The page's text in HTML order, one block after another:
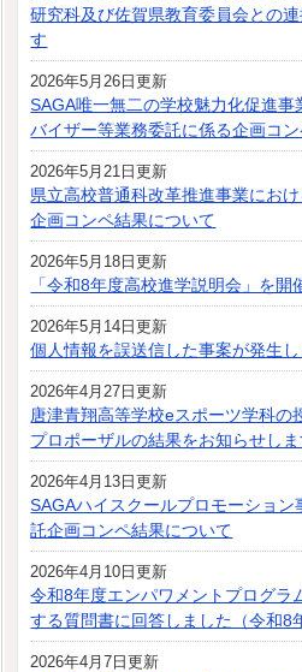
研究科及び佐賀県教育委員会との
す
2026年5月26日更新
SAGA唯一無二の学校魅力化促進事
バイザー等業務委託に係る企画コ
2026年5月21日更新
県立高校普通科改革推進事業にお
企画コンペ結果について
2026年5月18日更新
「令和8年度高校進学説明会」を開
2026年5月14日更新
個人情報を誤送信した事案が発生
2026年4月27日更新
唐津青翔高等学校eスポーツ学科の
プロポーザルの結果をお知らせしま
2026年4月13日更新
SAGAハイスクールプロモーショ
託企画コンペ結果について
2026年4月10日更新
令和8年度エンパワメントプログラ
する質問書に回答しました（令和8
2026年4月7日更新